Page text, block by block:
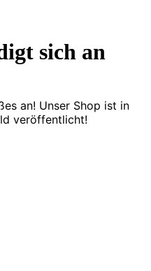
sich an
an! Unser Shop ist in
veröffentlicht!